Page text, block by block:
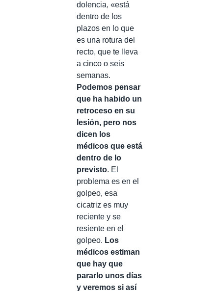
dolencia, «está
dentro de los
plazos en lo que
es una rotura del
recto, que te lleva
a cinco o seis
semanas.
Podemos pensar
que ha habido un
retroceso en su
lesión, pero nos
dicen los
médicos que está
dentro de lo
previsto. El
problema es en el
golpeo, esa
cicatriz es muy
reciente y se
resiente en el
golpeo. Los
médicos estiman
que hay que
pararlo unos días
y veremos si así